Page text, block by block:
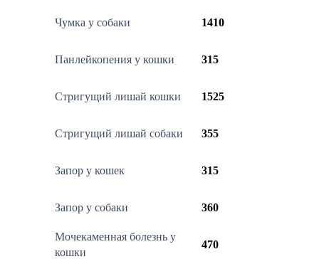
Чумка у собаки 1410
Панлейкопения у кошки 315
Стригущий лишай кошки 1525
Стригущий лишай собаки 355
Запор у кошек 315
Запор у собаки 360
Мочекаменная болезнь у
кошки
470